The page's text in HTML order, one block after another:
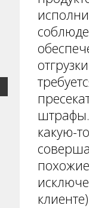
какую-